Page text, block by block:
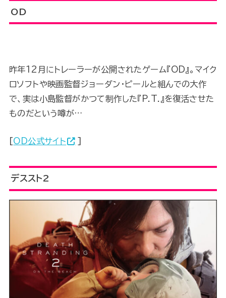
OD
昨年12月にトレーラーが公開されたゲーム『OD』。マイク
ロソフトや映画監督ジョーダン・ピールと組んでの大作
で、実は小島監督がかつて制作した『P.T.』を復活させた
ものだという噂が…
[OD公式サイト ]
デススト2